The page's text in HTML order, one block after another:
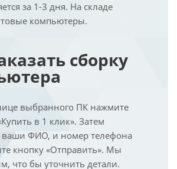
за 1-3 дня. На складе
компьютеры.
сборку
выбранного ПК нажмите
в 1 клик». Затем
ваши ФИО, и номер телефона
кнопку «Отправить». Мы
что бы уточнить детали.